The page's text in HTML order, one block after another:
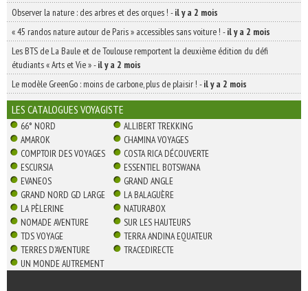
Observer la nature : des arbres et des orques ! -il y a 2 mois
« 45 randos nature autour de Paris » accessibles sans voiture ! -il y a 2 mois
Les BTS de La Baule et de Toulouse remportent la deuxième édition du défi
étudiants « Arts et Vie »-il y a 2 mois
Le modèle GreenGo : moins de carbone, plus de plaisir ! -il y a 2 mois
LES CATALOGUES VOYAGISTE
66° NORD
ALLIBERT TREKKING
AMAROK
CHAMINA VOYAGES
COMPTOIR DES VOYAGES
COSTA RICA DÉCOUVERTE
ESCURSIA
ESSENTIEL BOTSWANA
EVANEOS
GRAND ANGLE
GRAND NORD GD LARGE
LA BALAGUÈRE
LA PÈLERINE
NATURABOX
NOMADE AVENTURE
SUR LES HAUTEURS
TDS VOYAGE
TERRA ANDINA EQUATEUR
TERRES D'AVENTURE
TRACEDIRECTE
UN MONDE AUTREMENT